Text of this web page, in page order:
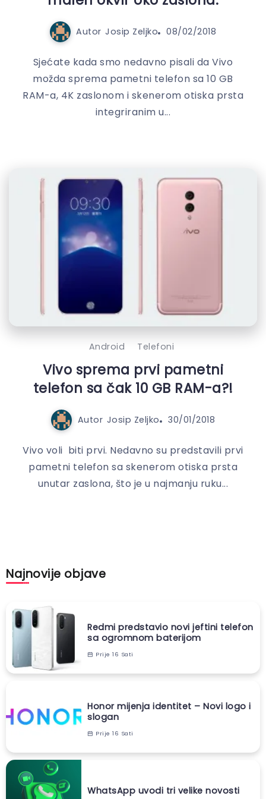
Autor Josip Zeljko 08/02/2018
Sjećate kada smo nedavno pisali da Vivo
možda sprema pametni telefon sa 10 GB
RAM-a, 4K zaslonom i skenerom otiska prsta
integriranim u...
Android Telefoni
Vivo sprema prvi pametni
telefon sa čak 10 GB RAM-a?!
Autor Josip Zeljko 30/01/2018
Vivo voli biti prvi. Nedavno su predstavili prvi
pametni telefon sa skenerom otiska prsta
unutar zaslona, što je u najmanju ruku...
Najnovije objave
Redmi predstavio novi jeftini telefon
sa ogromnom baterijom
Prije 16 Sati
Honor mijenja identitet – Novi logo i
slogan
Prije 16 Sati
WhatsApp uvodi tri velike novosti